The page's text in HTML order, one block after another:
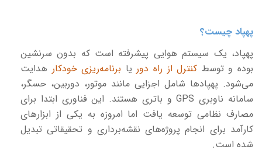
پهپاد چیست؟
پهپاد، یک سیستم هوایی پیشرفته است که بدون سرنشین
بوده و توسط کنترل از راه دور یا برنامه‌ریزی خودکار هدایت
می‌شود. پهپادها شامل اجزایی مانند موتور، دوربین، حسگر،
سامانه ناوبری GPSو باتری هستند. این فناوری ابتدا برای
مصارف نظامی توسعه یافت اما امروزه به یکی از ابزارهای
کارآمد برای انجام پروژه‌های نقشه‌برداری و تحقیقاتی تبدیل
شده است.